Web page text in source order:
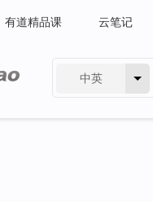
有道精品课 云笔记
中英